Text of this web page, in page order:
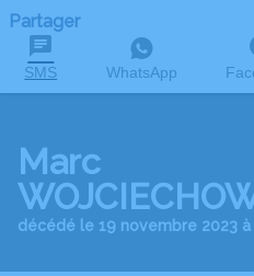
Partager
SMS WhatsApp
Marc
décédé le 19 novembre 2023